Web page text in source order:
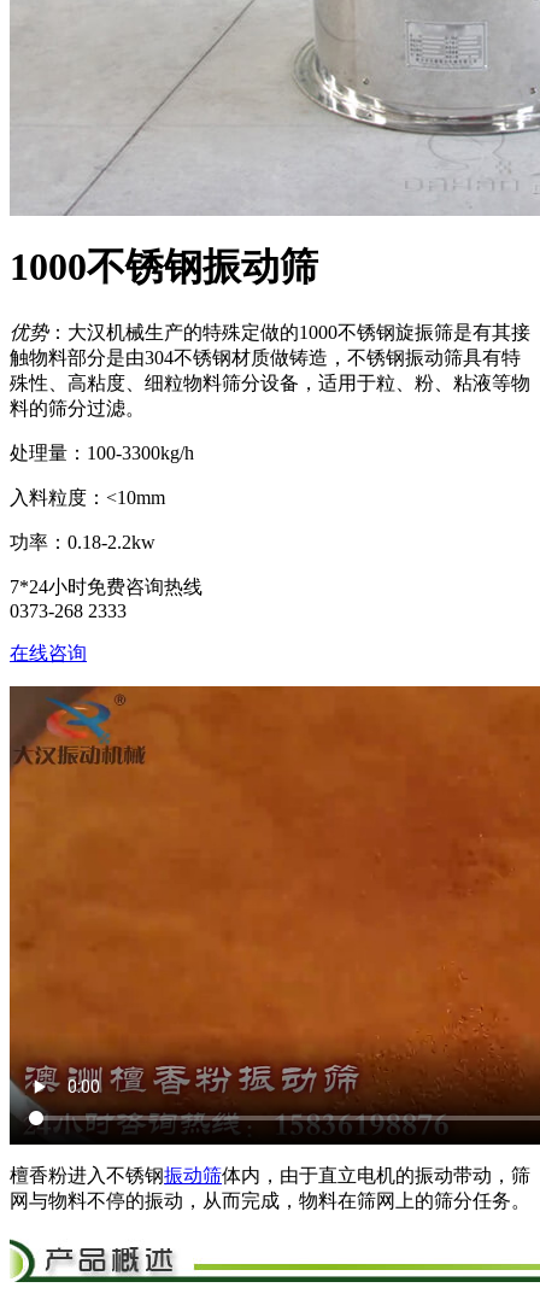
1000不锈钢振动筛
优势：大汉机械生产的特殊定做的1000不锈钢旋振筛是有其接
触物料部分是由304不锈钢材质做铸造，不锈钢振动筛具有特
殊性、高粘度、细粒物料筛分设备，适用于粒、粉、粘液等物
料的筛分过滤。
处理量：100-3300kg/h
入料粒度：<10mm
功率：0.18-2.2kw
7*24小时免费咨询热线
0373-268 2333
在线咨询
檀香粉进入不锈钢振动筛体内，由于直立电机的振动带动，筛
网与物料不停的振动，从而完成，物料在筛网上的筛分任务。